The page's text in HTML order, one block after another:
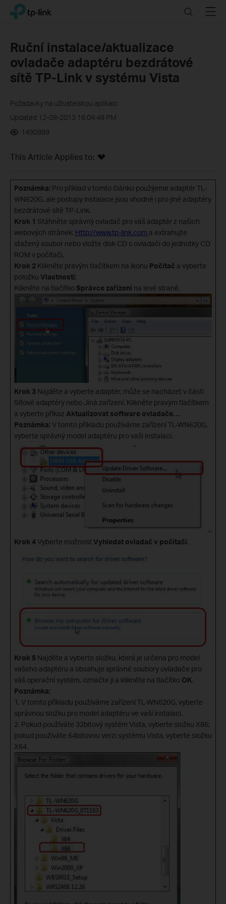
Click
navigation
TP-Link, Reliably Smart SearchMenu
Ruční instalace/aktualizace
ovladače adaptéru bezdrátové
sítě TP-Link v systému Vista
Požadavky na uživatelskou aplikaci
Updated 12-09-2013 16:04:49 PM
1490989
This Article Applies to:
Poznámka: Pro příklad v tomto článku použijeme adaptér TL-
WN620G, ale postupy instalace jsou vhodné i pro jiné adaptéry
bezdrátové sítě TP-Link.
Krok 1 Stáhněte správný ovladač pro váš adaptér z našich
webových stránek: Http://www.tp-link.com a extrahujte
stažený soubor nebo vložte disk CD s ovladači do jednotky CD
ROM v počítači.
Krok 2 Klikněte pravým tlačítkem na ikonu Počítač a vyberte
položku Vlastnosti;
Klikněte na tlačítko Správce zařízení na levé straně.
Krok 3 Najděte a vyberte adaptér, může se nacházet v části
Síťové adaptéry nebo Jiná zařízení. Klikněte pravým tlačítkem
a vyberte příkaz Aktualizovat software ovladače…
Poznámka:V tomto příkladu používáme zařízení TL-WN620G,
vyberte správný model adaptéru pro vaši instalaci.
Krok 4Vyberte možnost Vyhledat ovladač v počítači.
Krok 5 Najděte a vyberte složku, která je určena pro model
vašeho adaptéru a obsahuje správné soubory ovladače pro
váš operační systém, označte ji a klikněte na tlačítko OK.
Poznámka:
1. V tomto příkladu používáme zařízení TL-WN620G, vyberte
správnou složku pro model adaptéru ve vaší instalaci.
2. Pokud používáte 32bitový systém Vista, vyberte složku X86;
pokud používáte 64bitovou verzi systému Vista, vyberte složku
X64.